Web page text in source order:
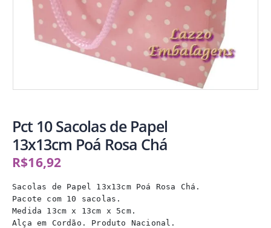
Pct 10 Sacolas de Papel
13x13cm Poá Rosa Chá
R$16,92
Sacolas de Papel 13x13cm Poá Rosa Chá.
Pacote com 10 sacolas.
Medida 13cm x 13cm x 5cm.
Alça em Cordão. Produto Nacional.